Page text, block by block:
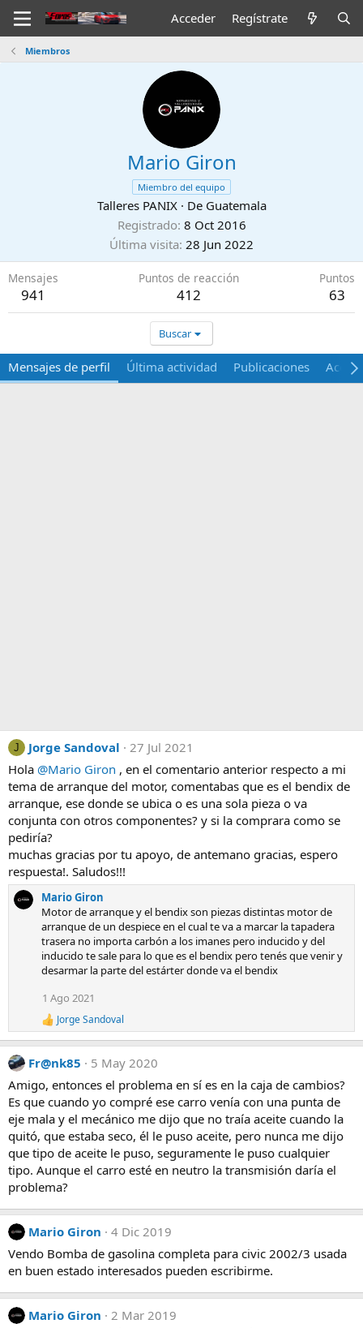
Acceder Regístrate
Miembros
Mario Giron
Miembro del equipo
Talleres PANIX · De Guatemala
Registrado 8 Oct 2016
Última visita 28 Jun 2022
Mensajes
941
Puntos de reacción
412
Puntos
63
Buscar
Mensajes de perfil Última actividad Publicaciones Acerca
J Jorge Sandoval
27 Jul 2021
Hola @Mario Giron , en el comentario anterior respecto a mi
tema de arranque del motor, comentabas que es el bendix de
arranque, ese donde se ubica o es una sola pieza o va
conjunta con otros componentes? y si la comprara como se
pediría?
muchas gracias por tu apoyo, de antemano gracias, espero
respuesta!. Saludos!!!
Mario Giron
Motor de arranque y el bendix son piezas distintas motor de
arranque de un despiece en el cual te va a marcar la tapadera
trasera no importa carbón a los imanes pero inducido y del
inducido te sale para lo que es el bendix pero tenés que venir y
desarmar la parte del estárter donde va el bendix
1 Ago 2021
R
e
a
c
i
o
n
s
:
Jorge Sandoval
Fr@nk85
5 May 2020
Amigo, entonces el problema en sí es en la caja de cambios?
Es que cuando yo compré ese carro venía con una punta de
eje mala y el mecánico me dijo que no traía aceite cuando la
quitó, que estaba seco, él le puso aceite, pero nunca me dijo
que tipo de aceite le puso, seguramente le puso cualquier
tipo. Aunque el carro esté en neutro la transmisión daría el
problema?
Mario Giron
4 Dic 2019
Vendo Bomba de gasolina completa para civic 2002/3 usada
en buen estado interesados pueden escribirme.
Mario Giron
2 Mar 2019